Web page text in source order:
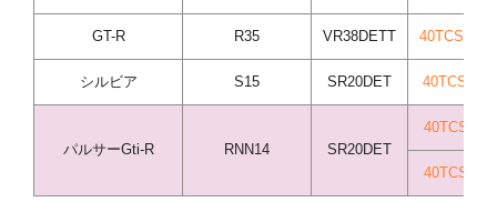
GT-R R35 VR38DETT 40TCS395/
シルビア S15 SR20DET
パルサーGti-R RNN14 SR20DET
40TCS111/
40TCS111/